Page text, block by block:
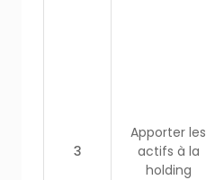
3
Apporter les
actifs à la
holding